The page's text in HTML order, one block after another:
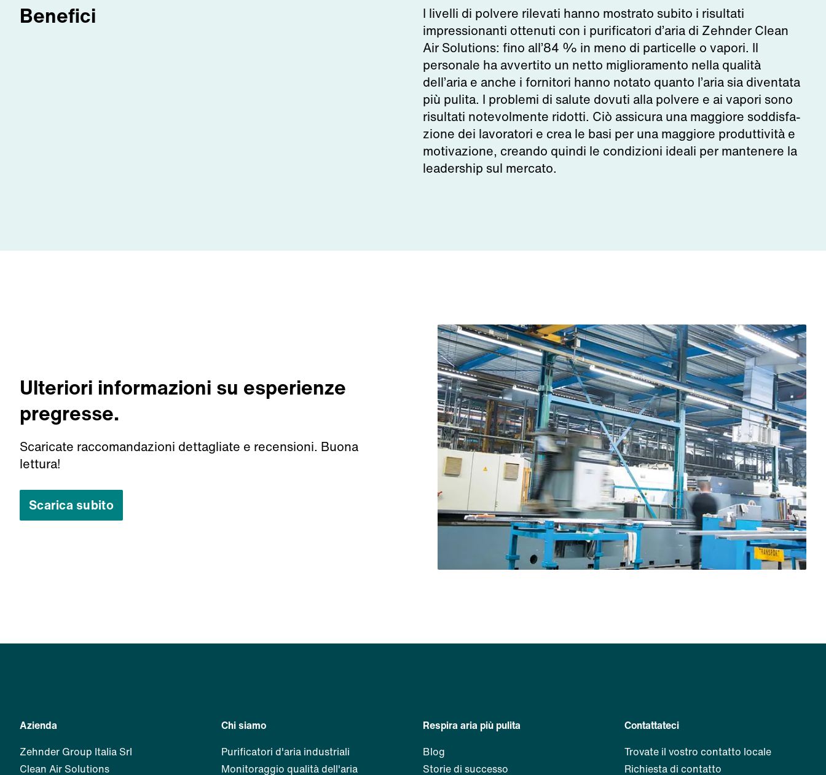
Benefici
I livelli di polvere rilevati hanno mostrato subito i risultati
impressionanti ottenuti con i purificatori d’aria di Zehnder Clean
Air Solutions: fino all’84 % in meno di particelle o vapori. Il
personale ha avvertito un netto miglioramento nella qualità
dell’aria e anche i fornitori hanno notato quanto l’aria sia diventata
più pulita. I problemi di salute dovuti alla polvere e ai vapori sono
risultati notevolmente ridotti. Ciò assicura una maggiore soddisfa-
zione dei lavoratori e crea le basi per una maggiore produttività e
motivazione, creando quindi le condizioni ideali per mantenere la
leadership sul mercato.
Ulteriori informazioni su esperienze
pregresse.
Scaricate raccomandazioni dettagliate e recensioni. Buona
lettura!
Scarica subito
Azienda
Zehnder Group Italia Srl
Clean Air Solutions
Chi siamo
Purificatori d'aria industriali
Monitoraggio qualità dell'aria
Respira aria più pulita
Blog
Storie di successo
Contattateci
Trovate il vostro contatto locale
Richiesta di contatto